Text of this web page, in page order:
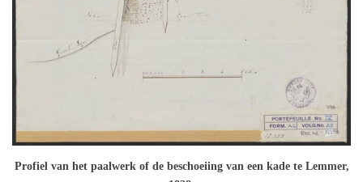
Profiel van het paalwerk of de beschoeiing van een kade te Lemmer,